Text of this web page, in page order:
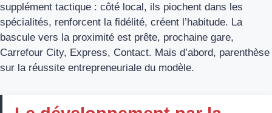
supplément tactique : côté local, ils piochent dans les
spécialités, renforcent la fidélité, créent l’habitude. La
bascule vers la proximité est prête, prochaine gare,
Carrefour City, Express, Contact. Mais d’abord, parenthèse
sur la réussite entrepreneuriale du modèle.